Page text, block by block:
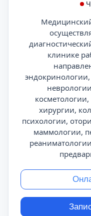
клинике
эндокринологии,
хирургии,
психологии,
маммологии,